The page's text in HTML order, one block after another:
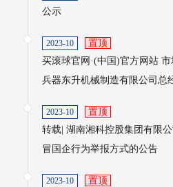
公示
2023-10
置顶
买滚球官网·(中国)官方网站
兵器东升机械制造有限公司总
2023-10
置顶
转载| 湖南湘科控股集团有限
冒国企行为举报方式的公告
2023-10
置顶